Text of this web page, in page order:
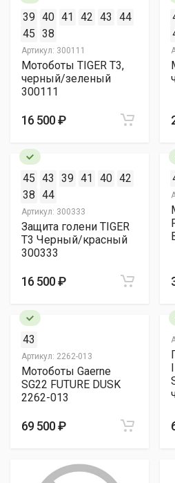
39 40 41 42 43
44
45 38
Артикул: 300111
Мотоботы TIGER T3,
черный/зеленый
300111
16 500 ₽
45 43 39 41 40 42
38 44
Артикул: 300333
Защита голени TIGER
T3 Черный/красный
300333
16 500 ₽
43
Артикул: 2262-013
Мотоботы Gaerne
SG22 FUTURE DUSK
2262-013
69 500 ₽